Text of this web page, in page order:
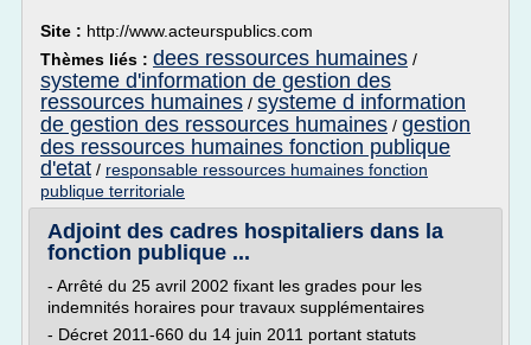
Site : http://www.acteurspublics.com
Thèmes liés : dees ressources humaines /
systeme d'information de gestion des
ressources humaines / systeme d information
de gestion des ressources humaines / gestion
des ressources humaines fonction publique
d'etat / responsable ressources humaines fonction
publique territoriale
Adjoint des cadres hospitaliers dans la
fonction publique ...
- Arrêté du 25 avril 2002 fixant les grades pour les
indemnités horaires pour travaux supplémentaires
- Décret 2011-660 du 14 juin 2011 portant statuts